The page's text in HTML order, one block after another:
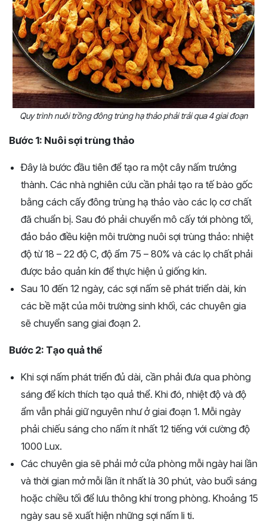
Quy trình nuôi trồng đông trùng hạ thảo phải trải qua 4 giai đoạn
Bước 1: Nuôi sợi trùng thảo
Đây là bước đầu tiên để tạo ra một cây nấm trưởng
thành. Các nhà nghiên cứu cần phải tạo ra tế bào gốc
bằng cách cấy đông trùng hạ thảo vào các lọ cơ chất
đã chuẩn bị. Sau đó phải chuyển mô cấy tới phòng tối,
đảo bảo điều kiện môi trường nuôi sợi trùng thảo: nhiệt
độ từ 18 – 22 độ C, độ ẩm 75 – 80% và các lọ chất phải
được bảo quản kín để thực hiện ủ giống kín.
Sau 10 đến 12 ngày, các sợi nấm sẽ phát triển dài, kín
các bề mặt của môi trường sinh khối, các chuyên gia
sẽ chuyển sang giai đoạn 2.
Bước 2: Tạo quả thể
Khi sợi nấm phát triển đủ dài, cần phải đưa qua phòng
sáng để kích thích tạo quả thể. Khi đó, nhiệt độ và độ
ẩm vẫn phải giữ nguyên như ở giai đoạn 1. Mỗi ngày
phải chiếu sáng cho nấm ít nhất 12 tiếng với cường độ
1000 Lux.
Các chuyên gia sẽ phải mở cửa phòng mỗi ngày hai lần
và thời gian mở mỗi lần ít nhất là 30 phút, vào buổi sáng
hoặc chiều tối để lưu thông khí trong phòng. Khoảng 15
ngày sau sẽ xuất hiện những sợi nấm li ti.